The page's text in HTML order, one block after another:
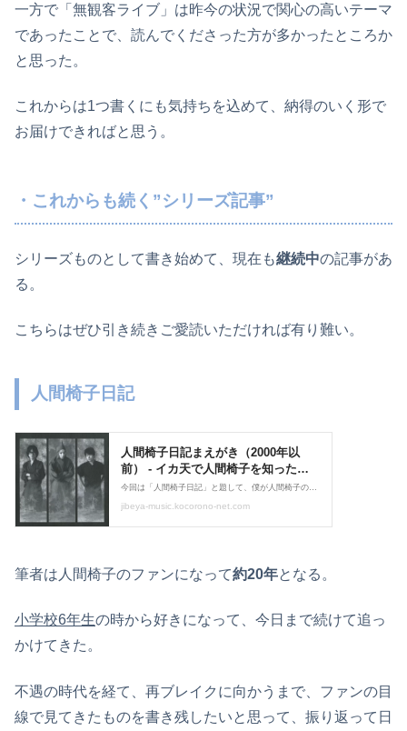
一方で「無観客ライブ」は昨今の状況で関心の高いテーマ
であったことで、読んでくださった方が多かったところか
と思った。
これからは1つ書くにも気持ちを込めて、納得のいく形で
お届けできればと思う。
・これからも続く”シリーズ記事”
シリーズものとして書き始めて、現在も継続中の記事があ
る。
こちらはぜひ引き続きご愛読いただければ有り難い。
人間椅子日記
筆者は人間椅子のファンになって約20年となる。
小学校6年生の時から好きになって、今日まで続けて追っ
かけてきた。
不遇の時代を経て、再ブレイクに向かうまで、ファンの目
線で見てきたものを書き残したいと思って、振り返って日